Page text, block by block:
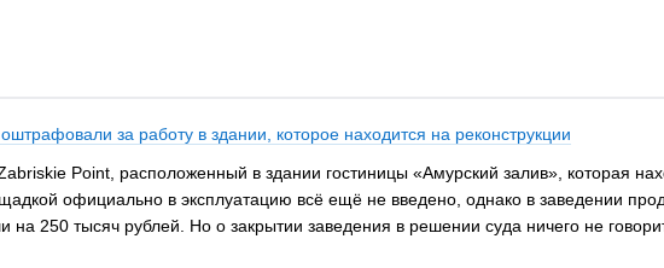
за работу в здании, которое находится на реконструкции
Point, расположенный в здании гостиницы «Амурский залив», которая
официально в эксплуатацию всё ещё не введено, однако в заведении
250 тысяч рублей. Но о закрытии заведения в решении суда ничего не